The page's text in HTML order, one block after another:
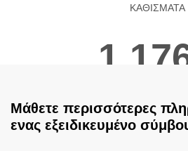
ΚΑΘΙΣΜΑΤΑ
Μάθετε περισσότερες
ενας εξειδικευμένο